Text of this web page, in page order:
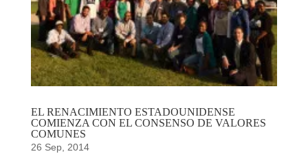
EL RENACIMIENTO ESTADOUNIDENSE
COMIENZA CON EL CONSENSO DE VALORES
COMUNES
26 Sep, 2014